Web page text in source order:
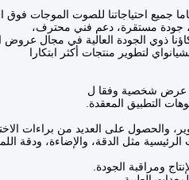
جميع احتياجاتنا للصوت الموجات فوق
جودة مستقرة، دعم فني محترف،
ذوي الجودة العالية في مجال عروض
لتطوير منتجات أكثر ابتكارا
عرض شخصية وفقا ل
التطبيق المعقدة.
والحصول على العديد من براءات
مثل الدقة، والإضاءة، ودقة
ومراقبة الجودة.